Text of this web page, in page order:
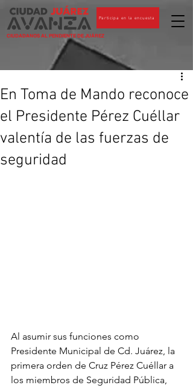
CIUDADANOS AL PENDIENTE DE JUÁREZ
Participa en la encuesta
En Toma de Mando reconoce
el Presidente Pérez Cuéllar
valentía de las fuerzas de
seguridad
Al asumir sus funciones como
Presidente Municipal de Cd. Juárez, la
primera orden de Cruz Pérez Cuéllar a
los miembros de Seguridad Pública,